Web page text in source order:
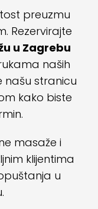
preuzmu
Rezervirajte
u Zagrebu
naših
našu stranicu
kako biste
masaže i
klijentima
u